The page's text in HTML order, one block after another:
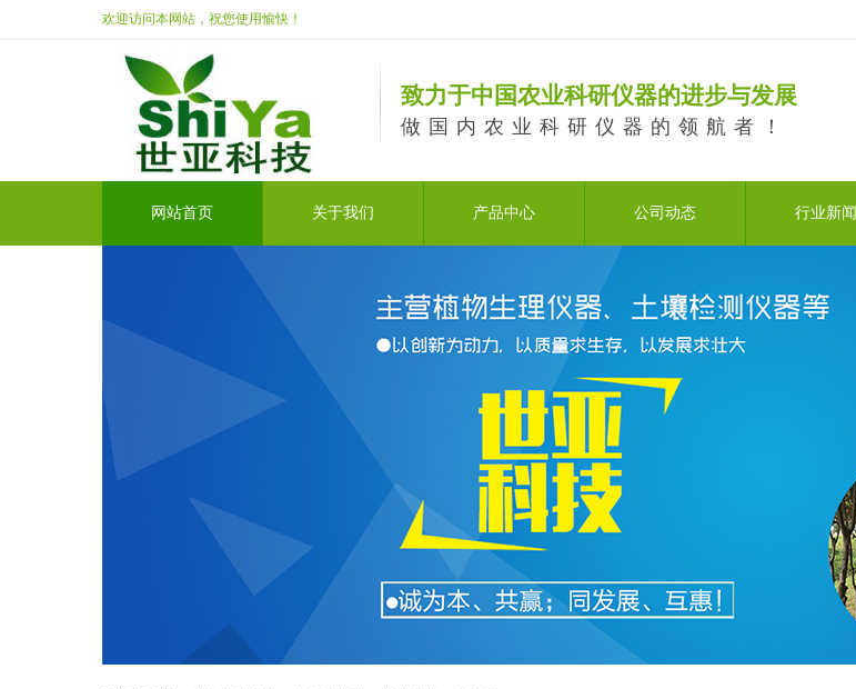
欢迎访问本网站，祝您使用愉快！
致力于中国农业科研仪器的进步与发展
做国内农业科研仪器的领航者！
网站首页 关于我们 产品中心 公司动态 行业新闻